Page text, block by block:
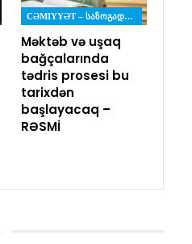
CƏMIYYƏT – ᲡᲐᲖᲝᲒᲐᲓᲝᲔᲑᲐ
Məktəb və uşaq
bağçalarında
tədris prosesi bu
tarixdən
başlayacaq –
RƏSMİ